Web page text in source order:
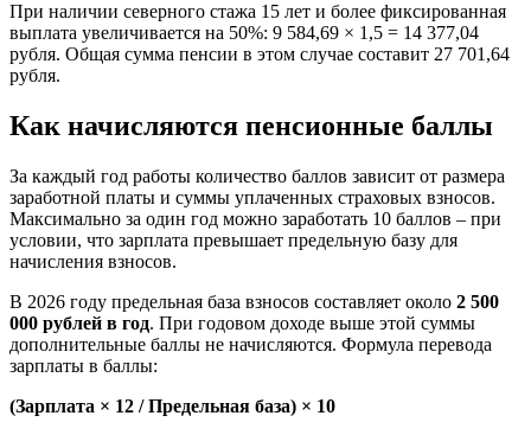
При наличии северного стажа 15 лет и более фиксированная
выплата увеличивается на 50%: 9 584,69 × 1,5 = 14 377,04
рубля. Общая сумма пенсии в этом случае составит 27 701,64
рубля.
Как начисляются пенсионные баллы
За каждый год работы количество баллов зависит от размера
заработной платы и суммы уплаченных страховых взносов.
Максимально за один год можно заработать 10 баллов – при
условии, что зарплата превышает предельную базу для
начисления взносов.
В 2026 году предельная база взносов составляет около 2 500
000 рублей в год. При годовом доходе выше этой суммы
дополнительные баллы не начисляются. Формула перевода
зарплаты в баллы:
(Зарплата × 12 / Предельная база) × 10